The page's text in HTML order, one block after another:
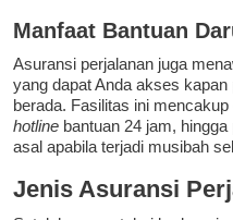
Manfaat Bantuan
Asuransi perjalanan juga
yang dapat Anda akses
berada. Fasilitas ini
hotline bantuan 24 jam,
asal apabila terjadi musibah
Jenis Asuransi